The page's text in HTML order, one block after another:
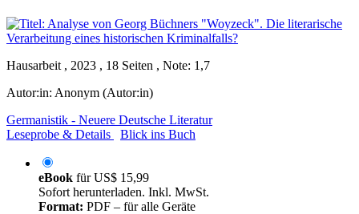
Hausarbeit , 2023 , 18 Seiten , Note: 1,7
Autor:in: Anonym (Autor:in)
Germanistik - Neuere Deutsche Literatur
Leseprobe & Details
Blick ins Buch
eBook fürUS$ 15,99
Sofort herunterladen. Inkl. MwSt.
Format: PDF – für alle Geräte